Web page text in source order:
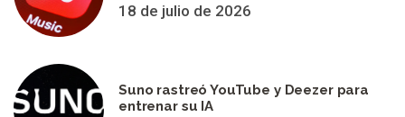
18 de julio de 2026
Suno rastreó YouTube y Deezer para
entrenar su IA